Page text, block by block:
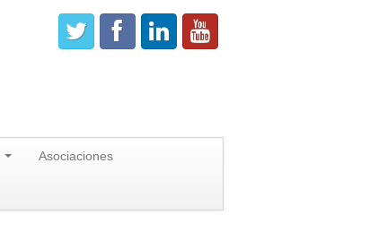
Asociaciones